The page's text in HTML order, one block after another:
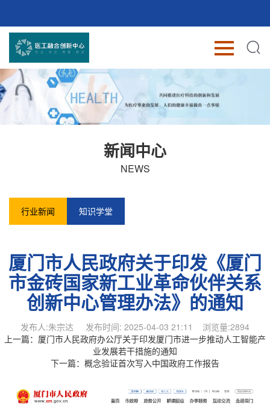
新闻中心
NEWS
行业新闻 知识学堂
厦门市人民政府关于印发《厦门
市金砖国家新工业革命伙伴关系
创新中心管理办法》的通知
发布人:朱宗达 发布时间: 2025-04-03 21:11 浏览量:2894
上一篇： 厦门市人民政府办公厅关于印发厦门市进一步推动人工智能产
业发展若干措施的通知
下一篇： 概念验证首次写入中国政府工作报告